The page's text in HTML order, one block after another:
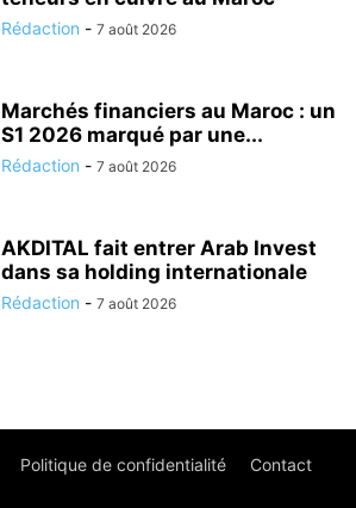
Rédaction - 7 août 2026
Marchés financiers au Maroc : un
S1 2026 marqué par une...
Rédaction - 7 août 2026
AKDITAL fait entrer Arab Invest
dans sa holding internationale
Rédaction - 7 août 2026
Politique de confidentialité Contact